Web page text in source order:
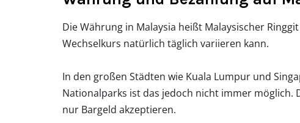
Die Währung in Malaysia heißt Malaysischer
Wechselkurs natürlich täglich variieren kann.
In den großen Städten wie Kuala Lumpur und
Nationalparks ist das jedoch nicht immer möglich.
nur Bargeld akzeptieren.